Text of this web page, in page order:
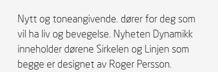
Nytt og toneangivende. dører for deg som
vil ha liv og bevegelse. Nyheten Dynamikk
inneholder dørene Sirkelen og Linjen som
begge er designet av Roger Persson.